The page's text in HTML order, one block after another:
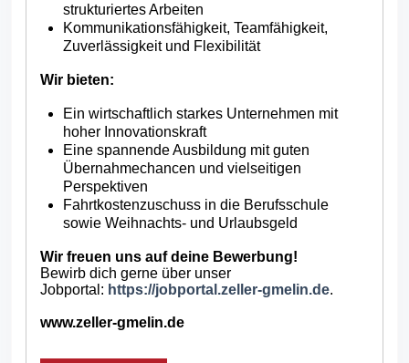
strukturiertes Arbeiten
Kommunikationsfähigkeit, Teamfähigkeit,
Zuverlässigkeit und Flexibilität
Wir bieten:
Ein wirtschaftlich starkes Unternehmen mit
hoher Innovationskraft
Eine spannende Ausbildung mit guten
Übernahmechancen und vielseitigen
Perspektiven
Fahrtkostenzuschuss in die Berufsschule
sowie Weihnachts- und Urlaubsgeld
Wir freuen uns auf deine Bewerbung!
Bewirb dich gerne über unser
Jobportal: https://jobportal.zeller-gmelin.de.
www.zeller-gmelin.de